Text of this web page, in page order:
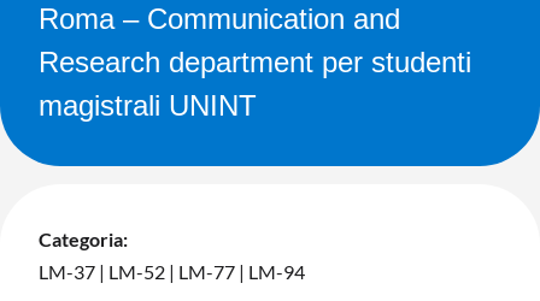
Roma – Communication and
Research department per studenti
magistrali UNINT
Categoria:
LM-37 | LM-52 | LM-77 | LM-94